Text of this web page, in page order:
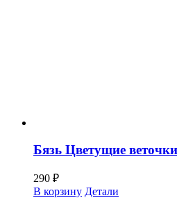
Бязь Цветущие веточки
290 ₽
В корзину Детали